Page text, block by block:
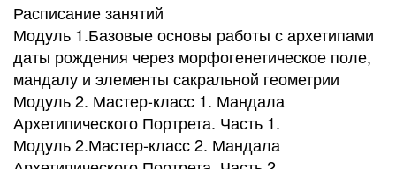
Расписание занятий
Модуль 1.Базовые основы работы с архетипами
даты рождения через морфогенетическое поле,
мандалу и элементы сакральной геометрии
Модуль 2. Мастер-класс 1. Мандала
Архетипического Портрета. Часть 1.
Модуль 2.Мастер-класс 2. Мандала